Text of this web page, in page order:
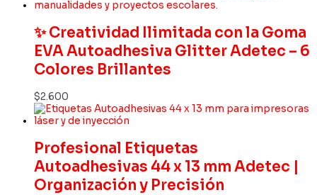
✨ Creatividad Ilimitada con la Goma
EVA Autoadhesiva Glitter Adetec – 6
Colores Brillantes
$2.600
Profesional Etiquetas
Autoadhesivas 44 x 13 mm Adetec |
Organización y Precisión